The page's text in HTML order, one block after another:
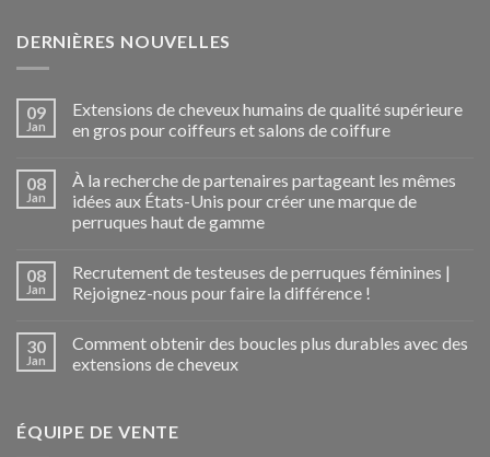
DERNIÈRES NOUVELLES
09
Jan
Extensions de cheveux humains de qualité supérieure
en gros pour coiffeurs et salons de coiffure
08
Jan
À la recherche de partenaires partageant les mêmes
idées aux États-Unis pour créer une marque de
perruques haut de gamme
08
Jan
Recrutement de testeuses de perruques féminines |
Rejoignez-nous pour faire la différence !
30
Jan
Comment obtenir des boucles plus durables avec des
extensions de cheveux
ÉQUIPE DE VENTE